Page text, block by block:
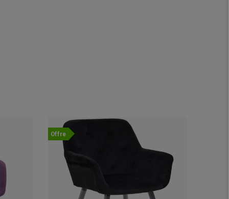
Offre